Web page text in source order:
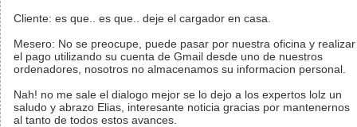
Cliente: es que.. es que.. deje el cargador en casa.
Mesero: No se preocupe, puede pasar por nuestra oficina y realizar
el pago utilizando su cuenta de Gmail desde uno de nuestros
ordenadores, nosotros no almacenamos su informacion personal.
Nah! no me sale el dialogo mejor se lo dejo a los expertos lolz un
saludo y abrazo Elias, interesante noticia gracias por mantenernos
al tanto de todos estos avances.